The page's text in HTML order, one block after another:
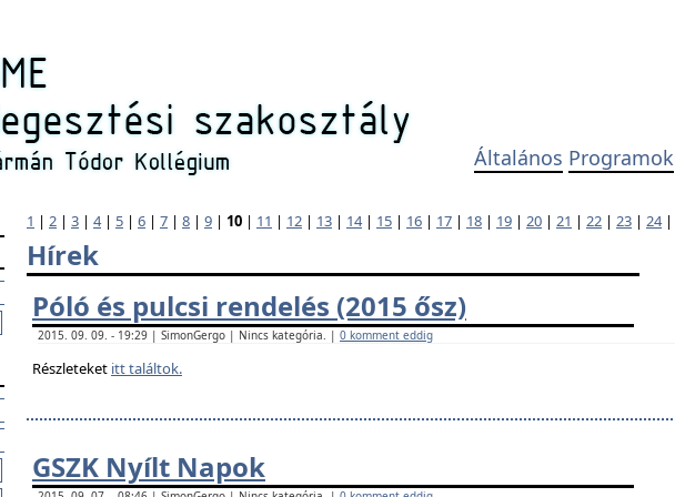
Általános Programok
1 | 2 | 3 | 4| 5 | 6 | 7 | 8 | 9 | 10 | 11 | 12 | 13 | 14| 15 | 16 | 17 | 18 | 19 | 20 | 21 | 22 | 23 | 24|
Hírek
Póló és pulcsi rendelés (2015 ősz)
2015. 09. 09. - 19:29 | SimonGergo | Nincs kategória. | 0 komment eddig
Részleteket itt találtok.
GSZK Nyílt Napok